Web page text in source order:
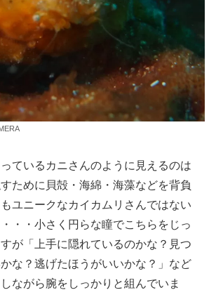
ているカニさんのように見えるのは
ために貝殻・海綿・海藻などを背負
ユニークなカイカムリさんではない
・・小さく円らな瞳でこちらをじっ
が「上手に隠れているのかな？見つ
な？逃げたほうがいいかな？」など
ながら腕をしっかりと組んでいま